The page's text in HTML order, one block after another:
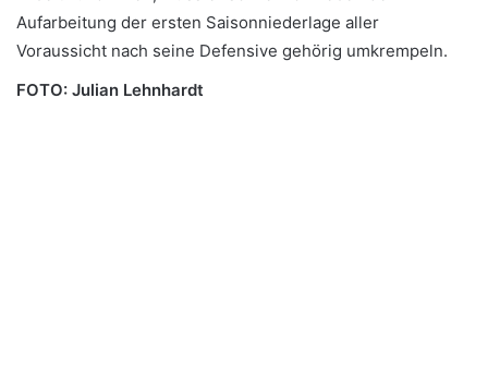
Aufarbeitung der ersten Saisonniederlage aller
Voraussicht nach seine Defensive gehörig umkrempeln.
FOTO: Julian Lehnhardt